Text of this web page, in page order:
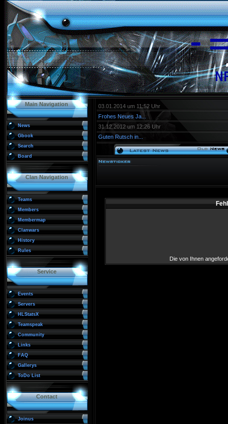
Main Navigation
News
Gbook
Search
Board
Clan Navigation
Teams
Members
Membermap
Clanwars
History
Rules
Service
Events
Servers
HLStatsX
Teamspeak
Community
Links
FAQ
Gallerys
ToDo List
Contact
Joinus
03.01.2014 um 11:52 Uhr
Frohes Neues Ja...
31.12.2012 um 12:26 Uhr
Guten Rutsch in...
Die von Ihnen